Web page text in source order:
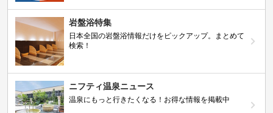
岩盤浴特集
日本全国の岩盤浴情報だけをピックアップ。まとめて
検索！
ニフティ温泉ニュース
温泉にもっと行きたくなる！お得な情報を掲載中